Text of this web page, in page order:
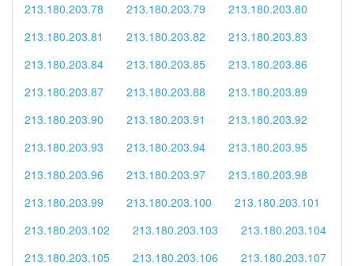
213.180.203.78
213.180.203.79
213.180.203.80
213.180.203.81
213.180.203.82
213.180.203.83
213.180.203.84
213.180.203.85
213.180.203.86
213.180.203.87
213.180.203.88
213.180.203.89
213.180.203.90
213.180.203.91
213.180.203.92
213.180.203.93
213.180.203.94
213.180.203.95
213.180.203.96
213.180.203.97
213.180.203.98
213.180.203.99
213.180.203.100
213.180.203.101
213.180.203.102
213.180.203.103
213.180.203.104
213.180.203.105
213.180.203.106
213.180.203.107